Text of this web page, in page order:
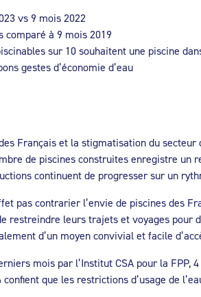
vs 9 mois 2022
comparé à 9 mois 2019
sur 10 souhaitent une piscine
gestes d’économie d’eau
Français et la stigmatisation du
de piscines construites enregistre un
continuent de progresser sur un
pas contrarier l’envie de piscines des
restreindre leurs trajets et voyages
d’un moyen convivial et facile
mois par l’Institut CSA pour la
que les restrictions d’usage de